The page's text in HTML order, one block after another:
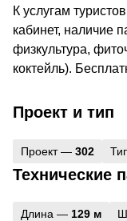
К услугам
кабинет, наличие
физкультура,
коктейль).
Проект и тип
Проект — 302
Технические
Длина — 129 м